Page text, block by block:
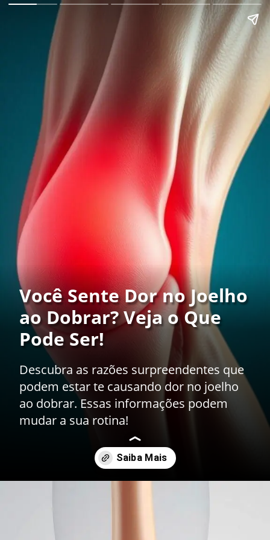
Você Sente Dor no Joelho
ao Dobrar? Veja o Que
Pode Ser!
Descubra as razões surpreendentes que
podem estar te causando dor no joelho
ao dobrar. Essas informações podem
mudar a sua rotina!